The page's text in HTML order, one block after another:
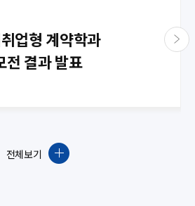
전체보기
업형 계약학과
전 결과 발표